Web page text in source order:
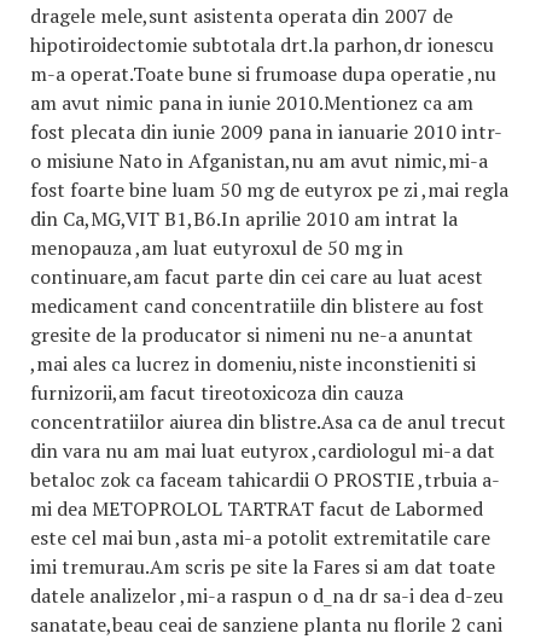
dragele mele,sunt asistenta operata din 2007 de
hipotiroidectomie subtotala drt.la parhon,dr ionescu
m-a operat.Toate bune si frumoase dupa operatie ,nu
am avut nimic pana in iunie 2010.Mentionez ca am
fost plecata din iunie 2009 pana in ianuarie 2010 intr-
o misiune Nato in Afganistan,nu am avut nimic,mi-a
fost foarte bine luam 50 mg de eutyrox pe zi ,mai regla
din Ca,MG,VIT B1,B6.In aprilie 2010 am intrat la
menopauza ,am luat eutyroxul de 50 mg in
continuare,am facut parte din cei care au luat acest
medicament cand concentratiile din blistere au fost
gresite de la producator si nimeni nu ne-a anuntat
,mai ales ca lucrez in domeniu,niste inconstieniti si
furnizorii,am facut tireotoxicoza din cauza
concentratiilor aiurea din blistre.Asa ca de anul trecut
din vara nu am mai luat eutyrox ,cardiologul mi-a dat
betaloc zok ca faceam tahicardii O PROSTIE ,trbuia a-
mi dea METOPROLOL TARTRAT facut de Labormed
este cel mai bun ,asta mi-a potolit extremitatile care
imi tremurau.Am scris pe site la Fares si am dat toate
datele analizelor ,mi-a raspun o d_na dr sa-i dea d-zeu
sanatate,beau ceai de sanziene planta nu florile 2 cani